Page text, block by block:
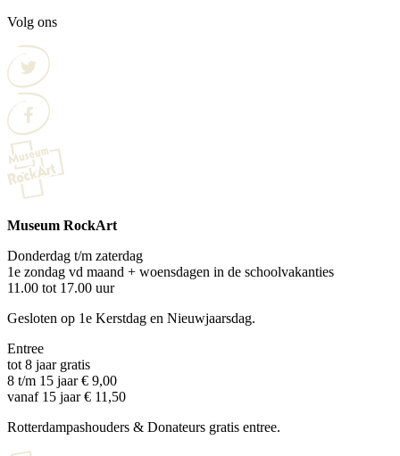
Volg ons
Museum RockArt
Donderdag t/m zaterdag
1e zondag vd maand + woensdagen in de schoolvakanties
11.00 tot 17.00 uur
Gesloten op 1e Kerstdag en Nieuwjaarsdag.
Entree
tot 8 jaar gratis
8 t/m 15 jaar € 9,00
vanaf 15 jaar € 11,50
Rotterdampashouders & Donateurs gratis entree.